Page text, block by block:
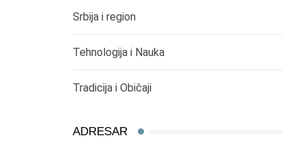
Srbija i region
Tehnologija i Nauka
Tradicija i Običaji
ADRESAR